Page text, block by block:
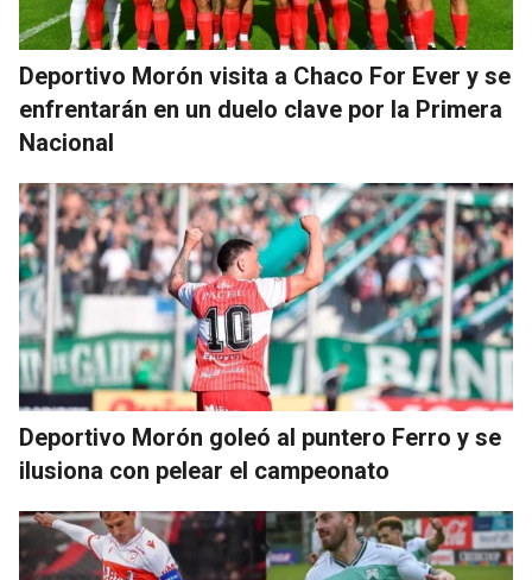
Deportivo Morón visita a Chaco For Ever y se
enfrentarán en un duelo clave por la Primera
Nacional
Deportivo Morón goleó al puntero Ferro y se
ilusiona con pelear el campeonato